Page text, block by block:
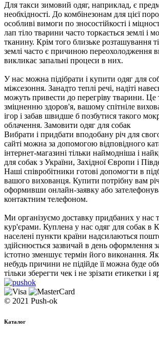
Для такси зимовий одяг, наприклад, є
необхідності. До комбінезонам для цієї
особливі вимоги по зносостійкості і
лап тіло тварини часто торкається землі і
тканину. Крім того близьке розташування
землі часто є причиною переохолодження
викликає запальні процеси в них.
У нас можна підібрати і купити одяг для
міжсезоння. Занадто теплі речі, надіті
можуть привести до перегріву тварини. Це
зміцненню здоров'я, вашому спітніле
ігор і забав швидше б позбутися такого
облачення. Замовити одяг для собак
Вибрати і придбати вподобану річ для
сайті можна за допомогою відповідного
інтернет-магазині тільки наймодніша і
для собак з України, Західної Європи і
Наші співробітники готові допомогти в
вашого вихованця. Купити потрібну вам
оформивши онлайн-заявку або
контактним телефоном.
Ми організуємо доставку придбаних у нас
кур'єрами. Куплена у нас одяг для собак в
населені пункти країни надсилаються
здійснюється зазвичай в день оформлення
істотно зменшує термін його виконання.
небудь причини не підійде її можна буде
тільки зберегти чек і не зрізати етикетки і
© 2021 Push-ok
Каталог